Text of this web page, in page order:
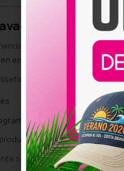
a los colores?
básicas de cuidado,
en buen estado durante
personalizada
suaves
agresivos
sobre el diseño